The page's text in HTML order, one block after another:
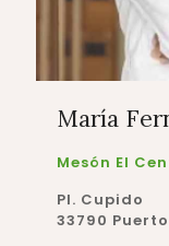
María
Mesón El
Pl. Cupido
33790